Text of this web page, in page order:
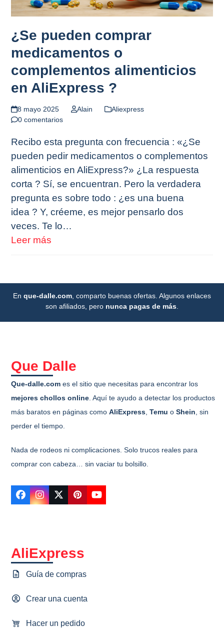
¿Se pueden comprar
medicamentos o
complementos alimenticios
en AliExpress ?
8 mayo 2025 Alain
Aliexpress
0 comentarios
Recibo esta pregunta con frecuencia : «¿Se
pueden pedir medicamentos o complementos
alimenticios en AliExpress?» ¿La respuesta
corta ? Sí, se encuentran. Pero la verdadera
pregunta es sobre todo : ¿es una buena
idea ? Y, créeme, es mejor pensarlo dos
veces. Te lo…
Leer más
En que-dalle.com , comparto buenas ofertas. Algunos enlaces
son afiliados, pero nunca pagas de más
Que Dalle
Que-dalle.com es el sitio que necesitas para encontrar los
mejores chollos online . Aquí te ayudo a detectar los productos
más baratos en páginas comoAliExpress ,Temu oShein , sin
perder el tiempo.
Nada de rodeos ni complicaciones. Solo trucos reales para
comprar con cabeza… sin vaciar tu bolsillo.
Facebook
Instagram
TwitterPinterestYouTube
AliExpress
Guía de compras
Crear una cuenta
Hacer un pedido